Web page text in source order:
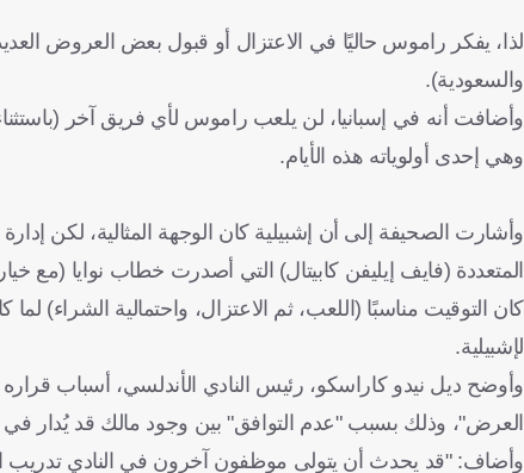
لذا، يفكر راموس حاليًا في الاعتزال أو قبول بعض العروض
والسعودية).
وأضافت أنه في إسبانيا، لن يلعب راموس لأي فريق آخر
وهي إحدى أولوياته هذه الأيام.
وأشارت الصحيفة إلى أن إشبيلية كان الوجهة المثالية، لكن
المتعددة (فايف إيليفن كابيتال) التي أصدرت خطاب نوايا (مع
كان التوقيت مناسبًا (اللعب، ثم الاعتزال، واحتمالية الشراء)
لإشبيلية.
وأوضح ديل نيدو كاراسكو، رئيس النادي الأندلسي، أسباب
العرض"، وذلك بسبب "عدم التوافق" بين وجود مالك قد يُدار
وأضاف: "قد يحدث أن يتولى موظفون آخرون في النادي تدريب